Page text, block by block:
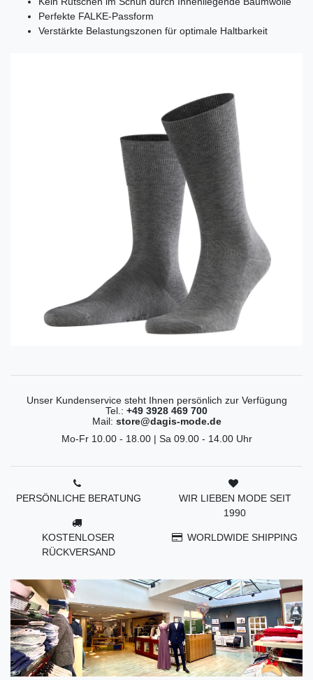
Perfekte FALKE-Passform
Verstärkte Belastungszonen für optimale Haltbarkeit
Unser Kundenservice steht Ihnen persönlich zur Verfügung
Tel.: +49 3928 469 700
Mail: store@dagis-mode.de
Mo-Fr 10.00 - 18.00 | Sa 09.00 - 14.00 Uhr
PERSÖNLICHE BERATUNG
KOSTENLOSER
RÜCKVERSAND
WIR LIEBEN MODE SEIT
1990
WORLDWIDE SHIPPING